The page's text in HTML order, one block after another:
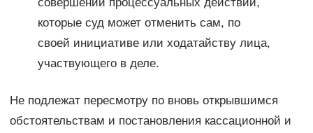
совершении процессуальных действий,
которые суд может отменить сам, по
своей инициативе или ходатайству лица,
участвующего в деле.
Не подлежат пересмотру по вновь открывшимся
обстоятельствам и постановления кассационной и